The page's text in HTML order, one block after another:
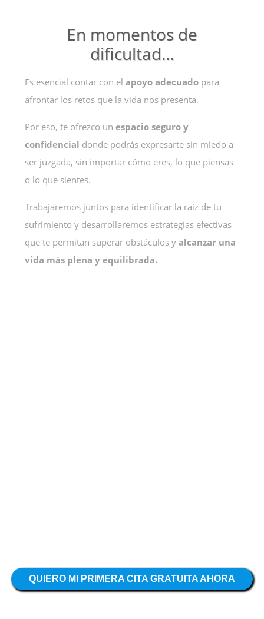
En momentos de
dificultad…
Es esencial contar con el apoyo adecuado para
afrontar los retos que la vida nos presenta.
Por eso, te ofrezco un espacio seguro y
confidencial donde podrás expresarte sin miedo a
ser juzgada, sin importar cómo eres, lo que piensas
o lo que sientes.
Trabajaremos juntos para identificar la raíz de tu
sufrimiento y desarrollaremos estrategias efectivas
que te permitan superar obstáculos y alcanzar una
vida más plena y equilibrada.
QUIERO MI PRIMERA CITA GRATUITA AHORA